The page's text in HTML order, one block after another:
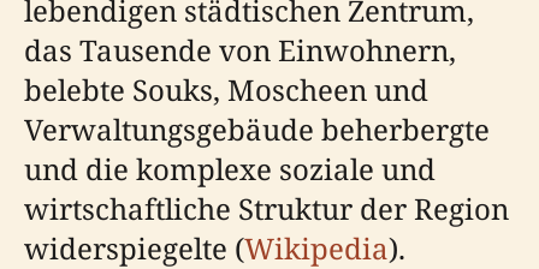
lebendigen städtischen Zentrum,
das Tausende von Einwohnern,
belebte Souks, Moscheen und
Verwaltungsgebäude beherbergte
und die komplexe soziale und
wirtschaftliche Struktur der Region
widerspiegelte (Wikipedia).